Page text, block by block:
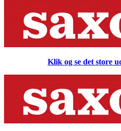
Klik og se det store